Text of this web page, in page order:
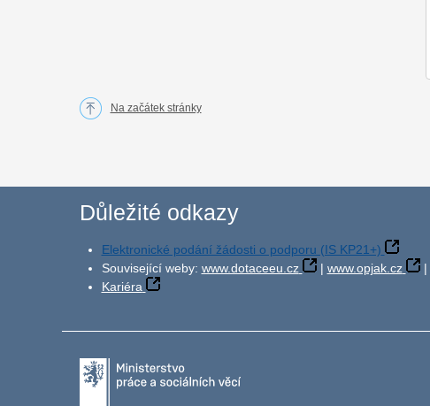
Na začátek stránky
Důležité odkazy
Elektronické podání žádosti o podporu (IS KP21+)
Související weby: www.dotaceeu.cz | www.opjak.cz |
Kariéra